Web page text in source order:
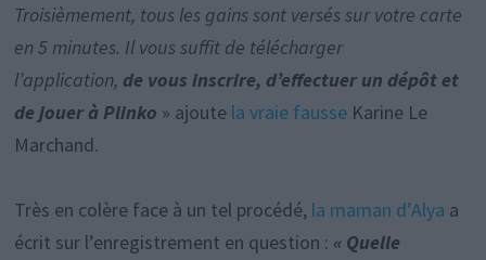
Troisièmement, tous les gains sont versés sur votre carte
en 5 minutes. Il vous suffit de télécharger
l’application, de vous inscrire, d’effectuer un dépôt et
de jouer à Plinko » ajoute la vraie fausseKarine Le
Marchand.
Très en colère face à un tel procédé, la maman d’Alya a
écrit sur l’enregistrement en question : « Quelle